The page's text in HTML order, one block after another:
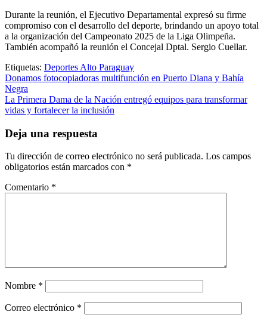
Durante la reunión, el Ejecutivo Departamental expresó su firme
compromiso con el desarrollo del deporte, brindando un apoyo total
a la organización del Campeonato 2025 de la Liga Olimpeña.
También acompañó la reunión el Concejal Dptal. Sergio Cuellar.
Etiquetas: Deportes Alto Paraguay
Navegación
de
entradas
Donamos fotocopiadoras multifunción en Puerto Diana y Bahía
Negra
La Primera Dama de la Nación entregó equipos para transformar
vidas y fortalecer la inclusión
Deja una respuesta
Tu dirección de correo electrónico no será publicada. Los campos
obligatorios están marcados con *
Comentario *
Nombre *
Correo electrónico *